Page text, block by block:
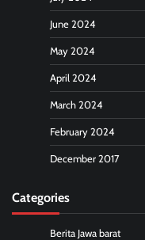
June 2024
May 2024
April 2024
March 2024
February 2024
December 2017
Categories
Berita Jawa barat